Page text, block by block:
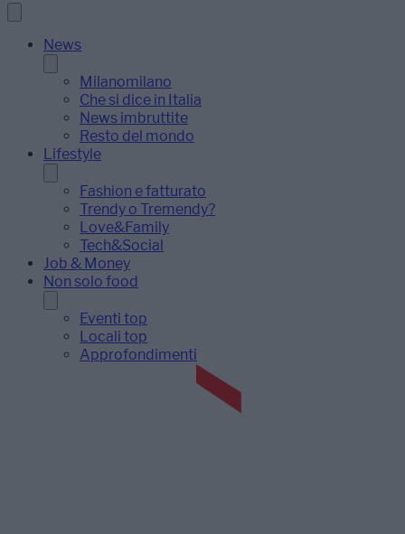
News
Milanomilano
Che si dice in Italia
News imbruttite
Resto del mondo
Lifestyle
Fashion e fatturato
Trendy o Tremendy?
Love&Family
Tech&Social
Job & Money
Non solo food
Eventi top
Locali top
Approfondimenti